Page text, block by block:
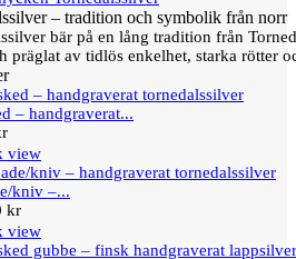
– tradition och symbolik från norr
bär på en lång tradition från
präglat av tidlös enkelhet, starka rötter
– handgraverat...
view
kniv –...
kr
view